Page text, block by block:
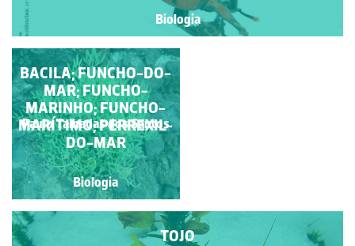
Biologia
PLANTAS DE DUNAS E
AREAIS
Rubim Manuel Almeida da
Silva
Biologia
BACILA; FUNCHO-DO-
MAR; FUNCHO-
MARINHO; FUNCHO-
MARÍTIMO; PERREXIL-
DO-MAR
Paulo Talhadas dos Santos
Biologia
TOJO